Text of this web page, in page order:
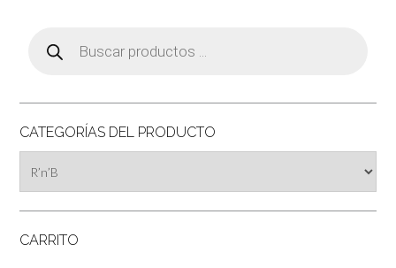
productos
CATEGORÍAS DEL PRODUCTO
CARRITO